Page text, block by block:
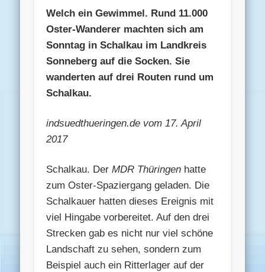
Welch ein Gewimmel. Rund 11.000
Oster-Wanderer machten sich am
Sonntag in Schalkau im Landkreis
Sonneberg auf die Socken. Sie
wanderten auf drei Routen rund um
Schalkau.
indsuedthueringen.de vom 17. April
2017
Schalkau. DerMDR Thüringen hatte
zum Oster-Spaziergang geladen. Die
Schalkauer hatten dieses Ereignis mit
viel Hingabe vorbereitet. Auf den drei
Strecken gab es nicht nur viel schöne
Landschaft zu sehen, sondern zum
Beispiel auch ein Ritterlager auf der